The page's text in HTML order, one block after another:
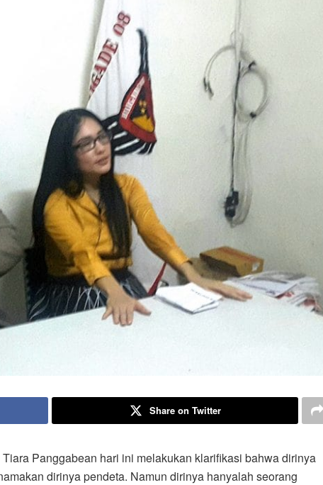
Share on Twitter
Panggabean hari ini melakukan klarifikasi bahwa dirinya
dirinya pendeta. Namun dirinya hanyalah seorang